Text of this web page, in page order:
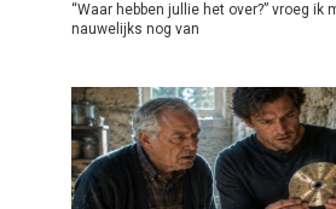
“Waar hebben jullie het over?” vroeg ik
nauwelijks nog van